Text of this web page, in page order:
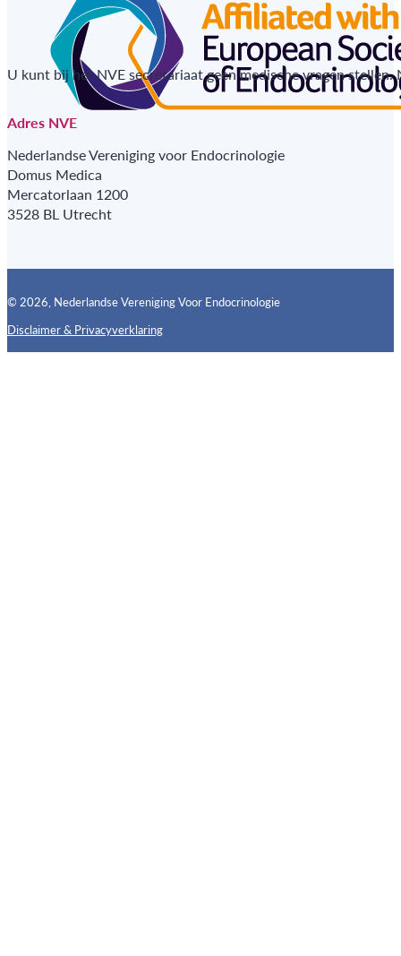
U kunt bij het NVE secretariaat geen medische vragen
Adres NVE
Nederlandse Vereniging voor Endocrinologie
Domus Medica
Mercatorlaan 1200
3528 BL Utrecht
© 2026, Nederlandse Vereniging Voor Endocrinologie
Disclaimer & PrivacyverklaringFollow us on X